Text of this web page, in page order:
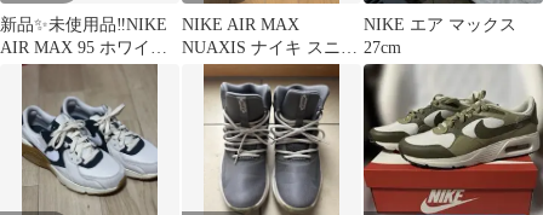
新品✨未使用品‼️NIKE
AIR MAX 95 ホワイト
エアマックス95
NIKE AIR MAX
NUAXIS ナイキ スニー
カー FD4329-004
NIKE エア マックス
27cm